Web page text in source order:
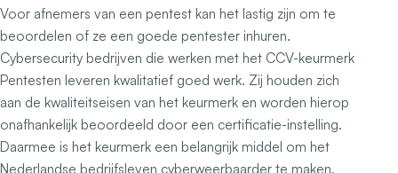
Voor afnemers van een pentest kan het lastig zijn om te
beoordelen of ze een goede pentester inhuren.
Cybersecurity bedrijven die werken met het CCV-keurmerk
Pentesten leveren kwalitatief goed werk. Zij houden zich
aan de kwaliteitseisen van het keurmerk en worden hierop
onafhankelijk beoordeeld door een certificatie-instelling.
Daarmee is het keurmerk een belangrijk middel om het
Nederlandse bedrijfsleven cyberweerbaarder te maken.